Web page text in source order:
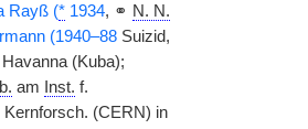
Rayß (*1934, ⚭ N. N.
(1940–88Suizid,
(Kuba);
am Inst. f.
Kernforsch. (CERN) in